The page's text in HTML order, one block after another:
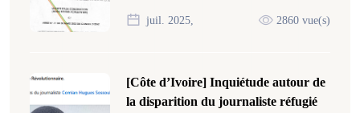
juil. 2025, 2860 vue(s)
[Côte d’Ivoire] Inquiétude autour de
la disparition du journaliste réfugié